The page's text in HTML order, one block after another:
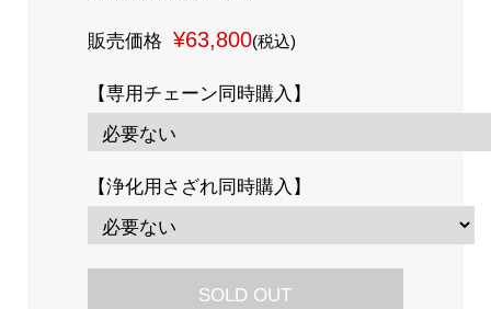
販売価格 ¥63,800(税込)
【専用チェーン同時購入】
【浄化用さざれ同時購入】
SOLD OUT